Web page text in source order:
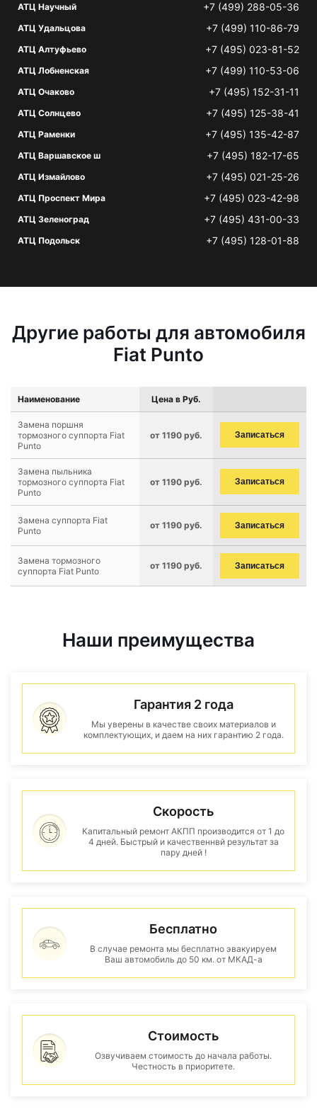
АТЦ Научный +7 (499) 288-05-36
АТЦ Удальцова +7 (499) 110-86-79
АТЦ Алтуфьево +7 (495) 023-81-52
АТЦ Лобненская +7 (499) 110-53-06
АТЦ Очаково +7 (495) 152-31-11
АТЦ Солнцево +7 (495) 125-38-41
АТЦ Раменки +7 (495) 135-42-87
АТЦ Варшавское ш +7 (495) 182-17-65
АТЦ Измайлово +7 (495) 021-25-26
АТЦ Проспект Мира +7 (495) 023-42-98
АТЦ Зеленоград +7 (495) 431-00-33
АТЦ Подольск +7 (495) 128-01-88
Другие работы для автомобиля
Fiat Punto
Наименование Цена в Руб.
Замена поршня
тормозного суппорта Fiat
Punto
от 1190 руб. Записаться
Замена пыльника
тормозного суппорта Fiat
Punto
от 1190 руб. Записаться
Замена суппорта Fiat
Punto
от 1190 руб. Записаться
Замена тормозного
суппорта Fiat Punto
от 1190 руб. Записаться
Наши преимущества
Гарантия 2 года
Мы уверены в качестве своих материалов и
комплектующих, и даем на них гарантию 2 года.
Скорость
Капитальный ремонт АКПП производится от 1 до
4 дней. Быстрый и качественнвй результат за
пару дней !
Бесплатно
В случае ремонта мы бесплатно эвакуируем
Ваш автомобиль до 50 км. от МКАД-а
Стоимость
Озвучиваем стоимость до начала работы.
Честность в приоритете.